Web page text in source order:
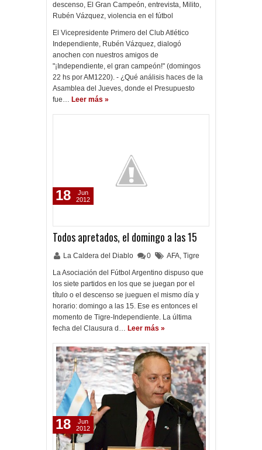
descenso, El Gran Campeón, entrevista, Milito,
Rubén Vázquez, violencia en el fútbol
El Vicepresidente Primero del Club Atlético
Independiente, Rubén Vázquez, dialogó
anochen con nuestros amigos de
"¡Independiente, el gran campeón!" (domingos
22 hs por AM1220). - ¿Qué análisis haces de la
Asamblea del Jueves, donde el Presupuesto
fue… Leer más »
Todos apretados, el domingo a las 15
La Caldera del Diablo 0 AFA, Tigre
La Asociación del Fútbol Argentino dispuso que
los siete partidos en los que se juegan por el
título o el descenso se jueguen el mismo día y
horario: domingo a las 15. Ese es entonces el
momento de Tigre-Independiente. La última
fecha del Clausura d… Leer más »
18
Jun
2012
18
Jun
2012